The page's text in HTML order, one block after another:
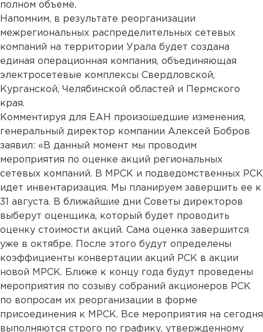
полном объеме.
Напомним, в результате реорганизации
межрегиональных распределительных сетевых
компаний на территории Урала будет создана
единая операционная компания, объединяющая
электросетевые комплексы Свердловской,
Курганской, Челябинской областей и Пермского
края.
Комментируя для ЕАН произошедшие изменения,
генеральный директор компании Алексей Бобров
заявил: «В данный момент мы проводим
мероприятия по оценке акций региональных
сетевых компаний. В МРСК и подведомственных РСК
идет инвентаризация. Мы планируем завершить ее к
31 августа. В ближайшие дни Советы директоров
выберут оценщика, который будет проводить
оценку стоимости акций. Сама оценка завершится
уже в октябре. После этого будут определены
коэффициенты конвертации акций РСК в акции
новой МРСК. Ближе к концу года будут проведены
мероприятия по созыву собраний акционеров РСК
по вопросам их реорганизации в форме
присоединения к МРСК. Все мероприятия на сегодня
выполняются строго по графику, утвержденному